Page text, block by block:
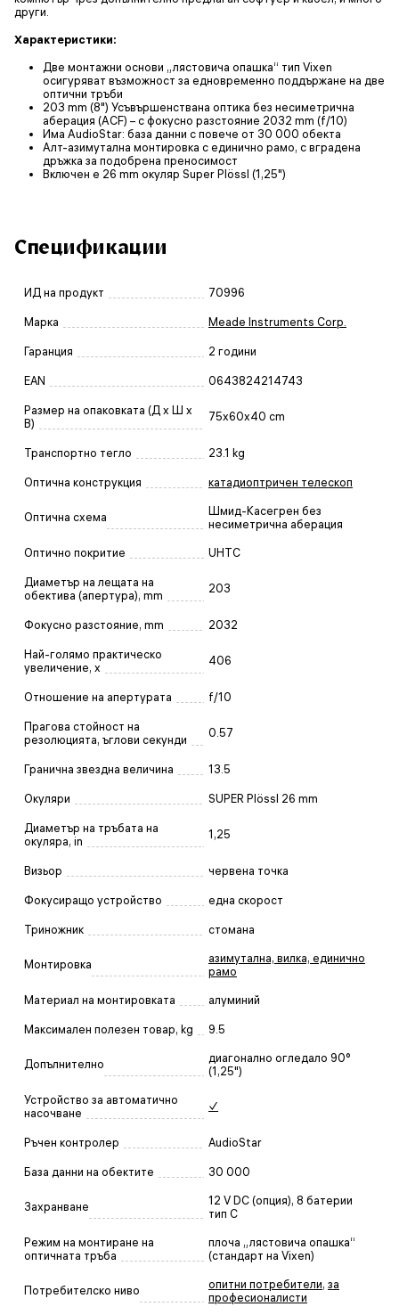
други.
Характеристики:
Две монтажни основи „лястовича опашка“ тип Vixen
осигуряват възможност за едновременно поддържане на две
оптични тръби
203 mm (8") Усъвършенствана оптика без несиметрична
аберация (ACF) – с фокусно разстояние 2032 mm (f/10)
Има AudioStar: база данни с повече от 30 000 обекта
Алт-азимутална монтировка с единично рамо, с вградена
дръжка за подобрена преносимост
Включен е 26 mm окуляр Super Plössl (1,25")
Спецификации
ИД на продукт 70996
Марка Meade Instruments Corp.
Гаранция 2 години
EAN 0643824214743
Размер на опаковката (Д x Ш x
В)
75x60x40 cm
Транспортно тегло 23.1 kg
Оптична конструкция катадиоптричен телескоп
Оптична схема
Шмид-Касегрен без
несиметрична аберация
Оптично покритие UHTC
Диаметър на лещата на
обектива (апертура), mm
203
Фокусно разстояние, mm 2032
Най-голямо практическо
увеличение, x
406
Отношение на апертурата f/10
Прагова стойност на
резолюцията, ъглови секунди
0.57
Гранична звездна величина 13.5
Окуляри SUPER Plössl 26 mm
Диаметър на тръбата на
окуляра, in
1,25
Визьор червена точка
Фокусиращо устройство една скорост
Триножник стомана
Монтировка
азимутална, вилка, единично
рамо
Материал на монтировката алуминий
Максимален полезен товар, kg 9.5
Допълнително
диагонално огледало 90°
(1,25")
Устройство за автоматично
насочване
✓
Ръчен контролер AudioStar
База данни на обектите 30 000
Захранване
12 V DC (опция), 8 батерии
тип C
Режим на монтиране на
оптичната тръба
плоча „лястовича опашка“
(стандарт на Vixen)
Потребителско ниво опитни потребители, за
професионалисти